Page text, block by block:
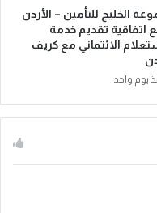
الخليج للتأمين – الأردن
اتفاقية تقديم خدمة
الائتماني مع كريف
يوم واحد